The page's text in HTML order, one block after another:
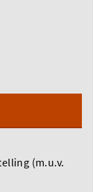
(m.u.v.